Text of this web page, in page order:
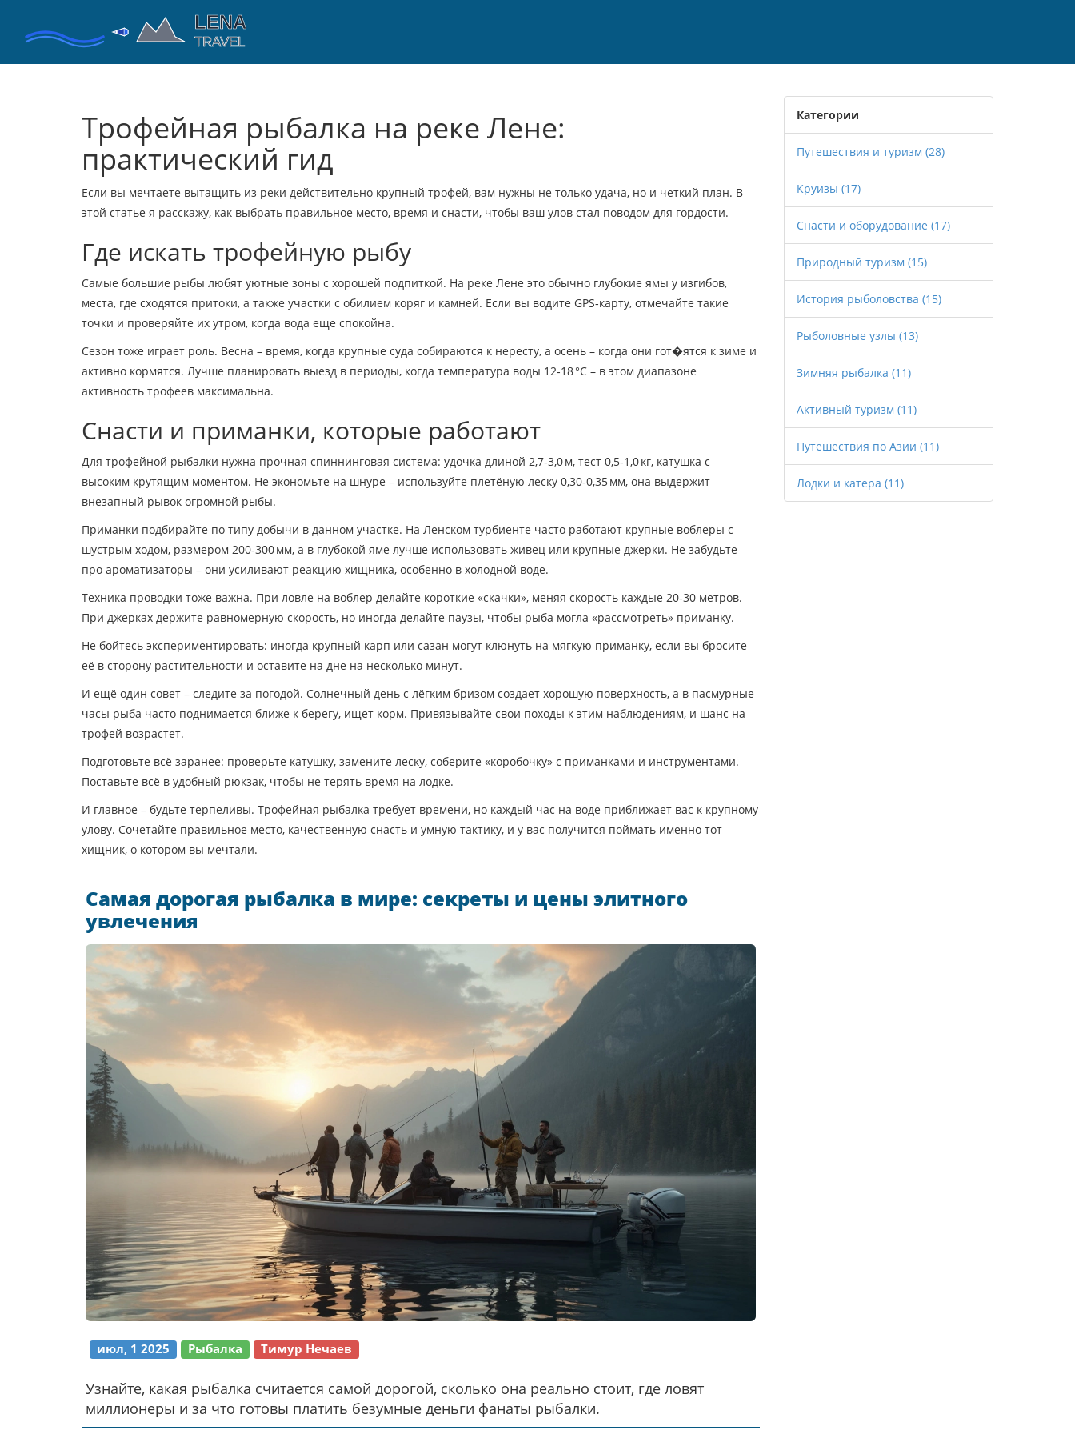
Трофейная рыбалка на реке Лене:
практический гид
Если вы мечтаете вытащить из реки действительно крупный трофей, вам нужны не только удача, но и четкий план. В
этой статье я расскажу, как выбрать правильное место, время и снасти, чтобы ваш улов стал поводом для гордости.
Где искать трофейную рыбу
Самые большие рыбы любят уютные зоны с хорошей подпиткой. На реке Лене это обычно глубокие ямы у изгибов,
места, где сходятся притоки, а также участки с обилием коряг и камней. Если вы водите GPS‑карту, отмечайте такие
точки и проверяйте их утром, когда вода еще спокойна.
Сезон тоже играет роль. Весна – время, когда крупные суда собираются к нересту, а осень – когда они гот�ятся к зиме и
активно кормятся. Лучше планировать выезд в периоды, когда температура воды 12‑18 °C – в этом диапазоне
активность трофеев максимальна.
Снасти и приманки, которые работают
Для трофейной рыбалки нужна прочная спиннинговая система: удочка длиной 2,7‑3,0 м, тест 0,5‑1,0 кг, катушка с
высоким крутящим моментом. Не экономьте на шнуре – используйте плетёную леску 0,30‑0,35 мм, она выдержит
внезапный рывок огромной рыбы.
Приманки подбирайте по типу добычи в данном участке. На Ленском турбиенте часто работают крупные воблеры с
шустрым ходом, размером 200‑300 мм, а в глубокой яме лучше использовать живец или крупные джерки. Не забудьте
про ароматизаторы – они усиливают реакцию хищника, особенно в холодной воде.
Техника проводки тоже важна. При ловле на воблер делайте короткие «скачки», меняя скорость каждые 20‑30 метров.
При джерках держите равномерную скорость, но иногда делайте паузы, чтобы рыба могла «рассмотреть» приманку.
Не бойтесь экспериментировать: иногда крупный карп или сазан могут клюнуть на мягкую приманку, если вы бросите
её в сторону растительности и оставите на дне на несколько минут.
И ещё один совет – следите за погодой. Солнечный день с лёгким бризом создает хорошую поверхность, а в пасмурные
часы рыба часто поднимается ближе к берегу, ищет корм. Привязывайте свои походы к этим наблюдениям, и шанс на
трофей возрастет.
Подготовьте всё заранее: проверьте катушку, замените леску, соберите «коробочку» с приманками и инструментами.
Поставьте всё в удобный рюкзак, чтобы не терять время на лодке.
И главное – будьте терпеливы. Трофейная рыбалка требует времени, но каждый час на воде приближает вас к крупному
улову. Сочетайте правильное место, качественную снасть и умную тактику, и у вас получится поймать именно тот
хищник, о котором вы мечтали.
Самая дорогая рыбалка в мире: секреты и цены элитного
увлечения
июл, 1 2025 Рыбалка Тимур Нечаев
Узнайте, какая рыбалка считается самой дорогой, сколько она реально стоит, где ловят
миллионеры и за что готовы платить безумные деньги фанаты рыбалки.
Категории
Путешествия и туризм (28)
Круизы (17)
Снасти и оборудование (17)
Природный туризм (15)
История рыболовства (15)
Рыболовные узлы (13)
Зимняя рыбалка (11)
Активный туризм (11)
Путешествия по Азии (11)
Лодки и катера (11)